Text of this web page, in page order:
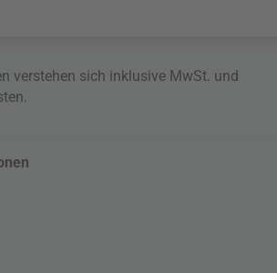
verstehen sich inklusive MwSt. und